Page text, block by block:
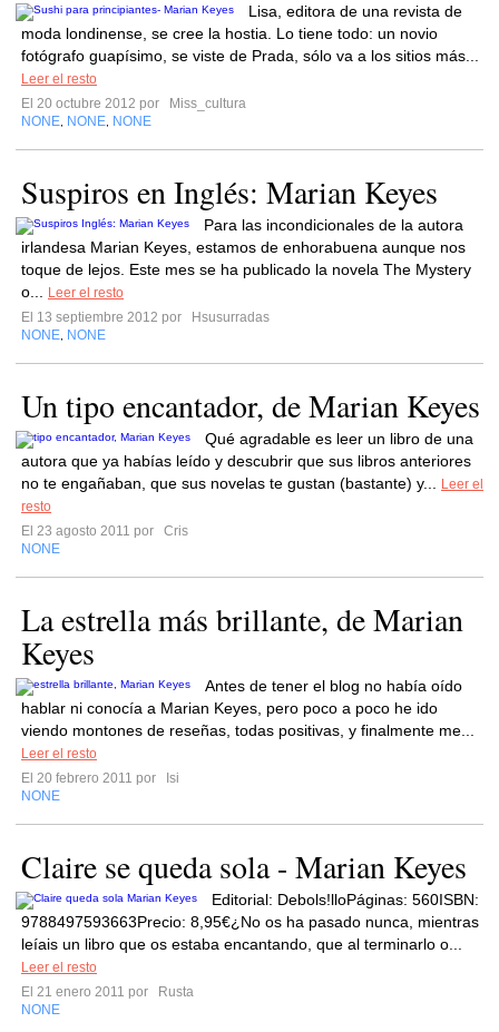
Lisa, editora de una revista de
moda londinense, se cree la hostia. Lo tiene todo: un novio
fotógrafo guapísimo, se viste de Prada, sólo va a los sitios más...
Leer el resto
El 20 octubre 2012 por
Miss_cultura
NONE NONE NONE
Suspiros en Inglés: Marian Keyes
Para las incondicionales de la autora
irlandesa Marian Keyes, estamos de enhorabuena aunque nos
toque de lejos. Este mes se ha publicado la novela The Mystery
o...
Leer el resto
El 13 septiembre 2012 por
Hsusurradas
NONE NONE
Un tipo encantador, de Marian Keyes
Qué agradable es leer un libro de una
autora que ya habías leído y descubrir que sus libros anteriores
no te engañaban, que sus novelas te gustan (bastante) y...
Leer el
resto
El 23 agosto 2011 por
Cris
NONE
La estrella más brillante, de Marian
Keyes
Antes de tener el blog no había oído
hablar ni conocía a Marian Keyes, pero poco a poco he ido
viendo montones de reseñas, todas positivas, y finalmente me...
Leer el resto
El 20 febrero 2011 por
Isi
NONE
Claire se queda sola - Marian Keyes
Editorial: Debols!lloPáginas: 560ISBN:
9788497593663Precio: 8,95€¿No os ha pasado nunca, mientras
leíais un libro que os estaba encantando, que al terminarlo o...
Leer el resto
El 21 enero 2011 por
Rusta
NONE